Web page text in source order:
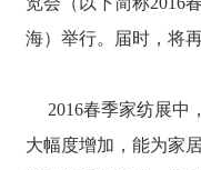
海）举行。届时，将
2016春季家纺展中
大幅度增加，能为家